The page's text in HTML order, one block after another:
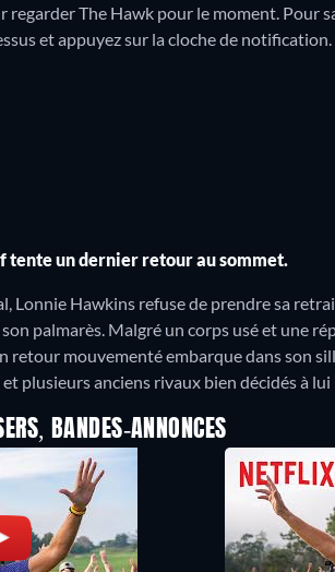
The Hawk pour le moment. Pour
et appuyez sur la cloche de notification.
tente un dernier retour au sommet.
Lonnie Hawkins refuse de prendre sa
palmarès. Malgré un corps usé et une
retour mouvementé embarque dans son
plusieurs anciens rivaux bien décidés à lui
BANDES-ANNONCES